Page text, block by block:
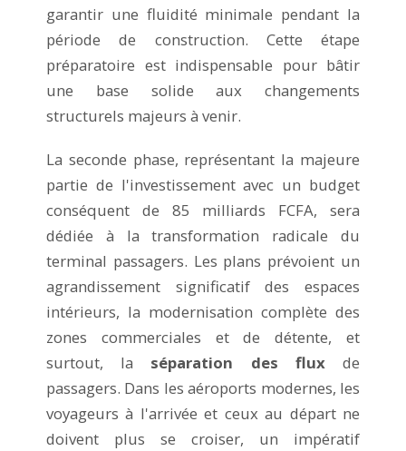
garantir une fluidité minimale pendant la
période de construction. Cette étape
préparatoire est indispensable pour bâtir
une base solide aux changements
structurels majeurs à venir.
La seconde phase, représentant la majeure
partie de l'investissement avec un budget
conséquent de 85 milliards FCFA, sera
dédiée à la transformation radicale du
terminal passagers. Les plans prévoient un
agrandissement significatif des espaces
intérieurs, la modernisation complète des
zones commerciales et de détente, et
surtout, la séparation des fluxde
passagers. Dans les aéroports modernes, les
voyageurs à l'arrivée et ceux au départ ne
doivent plus se croiser, un impératif